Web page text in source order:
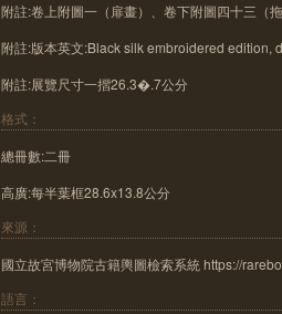
附註:卷上附圖一（扉畫）、卷下附圖四十三（
附註:版本英文:Black silk embroidered edition,
附註:展覽尺寸一摺26.3�.7公分
格式：
總冊數:二冊
高廣:每半葉框28.6x13.8公分
來源：
國立故宮博物院古籍輿圖檢索系統 https://
語言：